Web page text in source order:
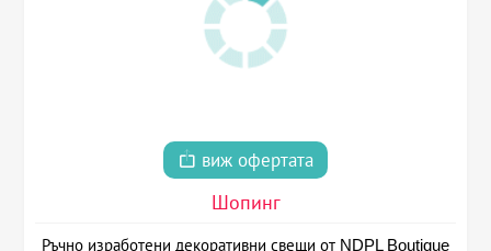
виж офертата
Шопинг
Ръчно изработени декоративни свещи от NDPL Boutique